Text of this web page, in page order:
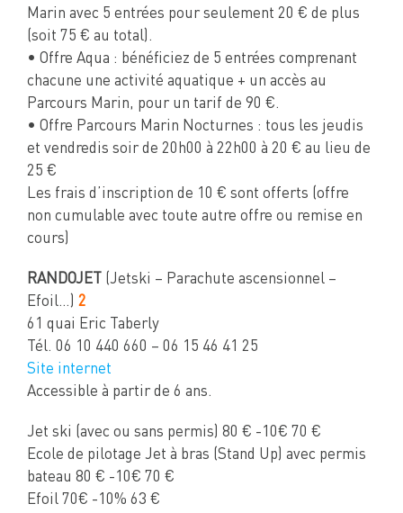
Marin avec 5 entrées pour seulement 20 € de plus
(soit 75 € au total).
• Offre Aqua : bénéficiez de 5 entrées comprenant
chacune une activité aquatique + un accès au
Parcours Marin, pour un tarif de 90 €.
• Offre Parcours Marin Nocturnes : tous les jeudis
et vendredis soir de 20h00 à 22h00 à 20 € au lieu de
25 €
Les frais d’inscription de 10 € sont offerts (offre
non cumulable avec toute autre offre ou remise en
cours)
RANDOJET
(Jetski – Parachute ascensionnel –
Efoil…) 2
61 quai Eric Taberly
Tél. 06 10 440 660 – 06 15 46 41 25
Site internet
Accessible à partir de 6 ans.
Jet ski (avec ou sans permis) 80 € -10€ 70 €
Ecole de pilotage Jet à bras (Stand Up) avec permis
bateau 80 € -10€ 70 €
Efoil 70€ -10% 63 €